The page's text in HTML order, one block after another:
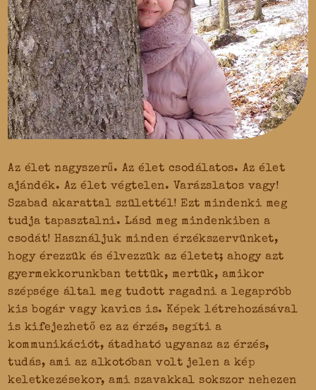
Az élet nagyszerű. Az élet csodálatos. Az élet
ajándék. Az élet végtelen. Varázslatos vagy!
Szabad akarattal születtél! Ezt mindenki meg
tudja tapasztalni. Lásd meg mindenkiben a
csodát! Használjuk minden érzékszervünket,
hogy érezzük és élvezzük az életet; ahogy azt
gyermekkorunkban tettük, mertük, amikor
szépsége által meg tudott ragadni a legapróbb
kis bogár vagy kavics is. Képek létrehozásával
is kifejezhető ez az érzés, segíti a
kommunikációt, átadható ugyanaz az érzés,
tudás, ami az alkotóban volt jelen a kép
keletkezésekor, ami szavakkal sokszor nehezen